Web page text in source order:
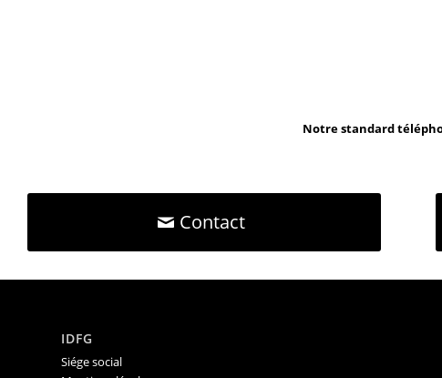
Notre standard
Contact
IDFG
Siége social